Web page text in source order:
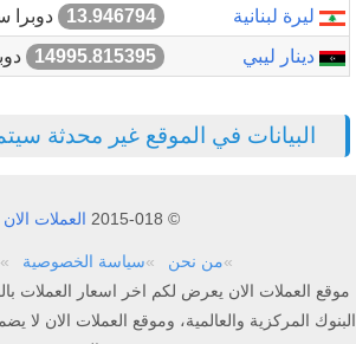
ليرة لبنانية
13.946794
دوبرا
دينار ليبي
14995.815395
البيانات في الموقع غير محدثة
© 2015-018 العملات الان
من نحن سياسة الخصوصية
موقع العملات الان يعرض لكم اخر اسعار العملات
البنوك المركزية والعالمية، وموقع العملات الان لا